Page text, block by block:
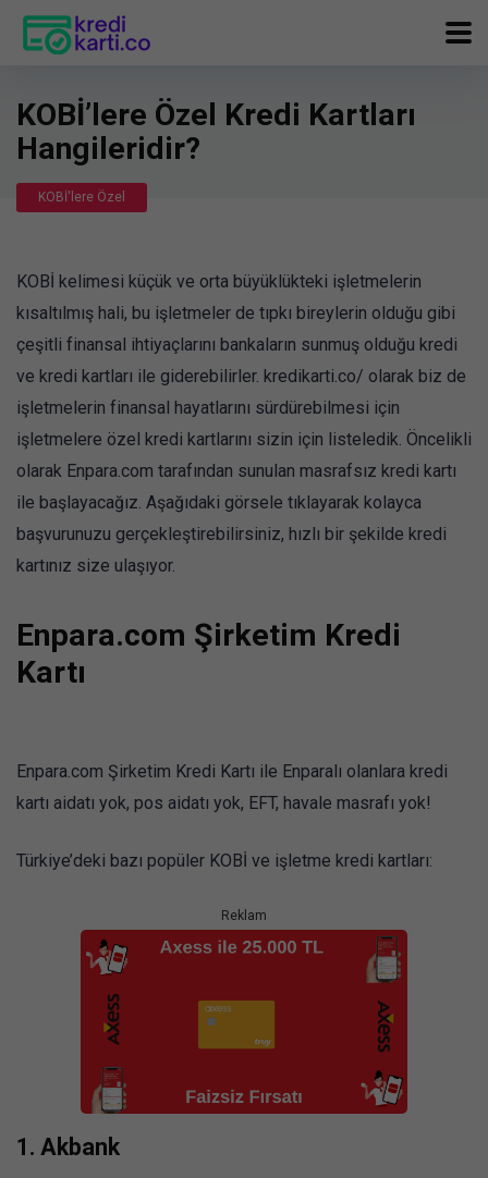
KOBİ’lere Özel Kredi Kartları
Hangileridir?
KOBİ'lere Özel
KOBİ kelimesi küçük ve orta büyüklükteki işletmelerin
kısaltılmış hali, bu işletmeler de tıpkı bireylerin olduğu gibi
çeşitli finansal ihtiyaçlarını bankaların sunmuş olduğu kredi
ve kredi kartları ile giderebilirler. kredikarti.co/ olarak biz de
işletmelerin finansal hayatlarını sürdürebilmesi için
işletmelere özel kredi kartlarını sizin için listeledik. Öncelikli
olarak Enpara.com tarafından sunulan masrafsız kredi kartı
ile başlayacağız. Aşağıdaki görsele tıklayarak kolayca
başvurunuzu gerçekleştirebilirsiniz, hızlı bir şekilde kredi
kartınız size ulaşıyor.
Enpara.com Şirketim Kredi
Kartı
Enpara.com Şirketim Kredi Kartı ile Enparalı olanlara kredi
kartı aidatı yok, pos aidatı yok, EFT, havale masrafı yok!
Türkiye’deki bazı popüler KOBİ ve işletme kredi kartları:
Reklam
1. Akbank